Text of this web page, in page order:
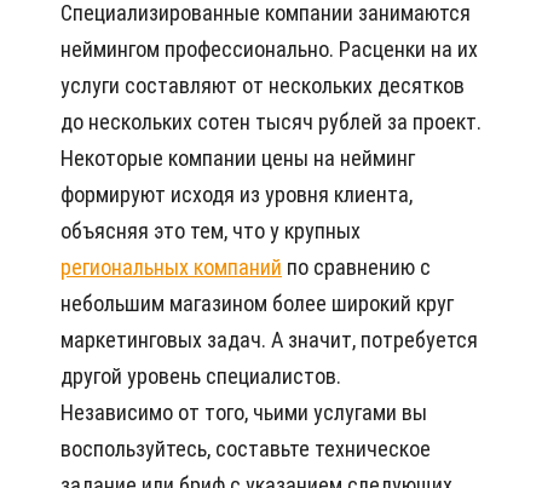
Специализированные компании занимаются
неймингом профессионально. Расценки на их
услуги составляют от нескольких десятков
до нескольких сотен тысяч рублей за проект.
Некоторые компании цены на нейминг
формируют исходя из уровня клиента,
объясняя это тем, что у крупных
региональных компаний по сравнению с
небольшим магазином более широкий круг
маркетинговых задач. А значит, потребуется
другой уровень специалистов.
Независимо от того, чьими услугами вы
воспользуйтесь, составьте техническое